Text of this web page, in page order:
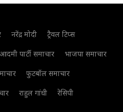
नरेंद्र मोदी
ट्रैवल टिप्स
पार्टी समाचार
भाजपा समाचार
फुटबॉल समाचार
राहुल गांधी
रेसिपी